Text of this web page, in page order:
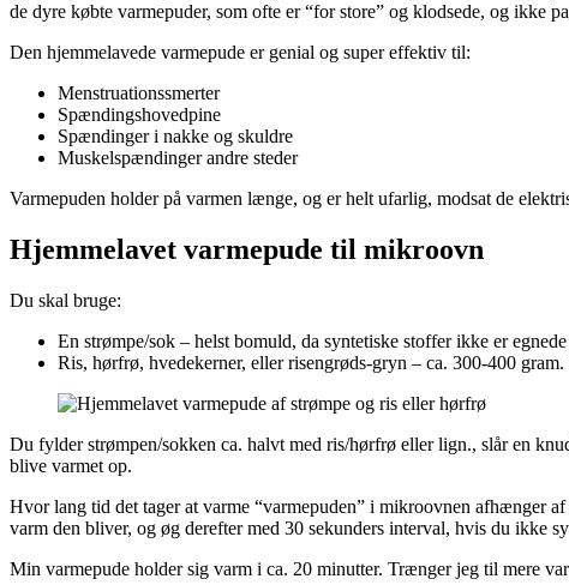
de dyre købte varmepuder, som ofte er “for store” og klodsede, og ikke
Den hjemmelavede varmepude er genial og super effektiv til:
Menstruationssmerter
Spændingshovedpine
Spændinger i nakke og skuldre
Muskelspændinger andre steder
Varmepuden holder på varmen længe, og er helt ufarlig, modsat de
Hjemmelavet varmepude til mikroovn
Du skal bruge:
En strømpe/sok – helst bomuld, da syntetiske stoffer ikke er
Ris, hørfrø, hvedekerner, eller risengrøds-gryn – ca. 300-400
Du fylder strømpen/sokken ca. halvt med ris/hørfrø eller lign., slår en
blive varmet op.
Hvor lang tid det tager at varme “varmepuden” i mikroovnen afhænger
varm den bliver, og øg derefter med 30 sekunders interval, hvis du ikke
Min varmepude holder sig varm i ca. 20 minutter. Trænger jeg til mere